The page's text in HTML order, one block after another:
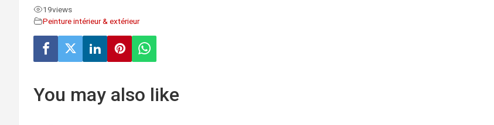
19views
Peinture intérieur & extérieur
You may also like